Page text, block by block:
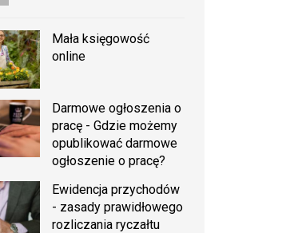
Mała księgowość
online
Darmowe ogłoszenia o
pracę - Gdzie możemy
opublikować darmowe
ogłoszenie o pracę?
Ewidencja przychodów
- zasady prawidłowego
rozliczania ryczałtu